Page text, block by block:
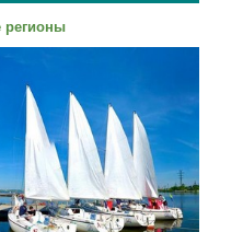
регионы